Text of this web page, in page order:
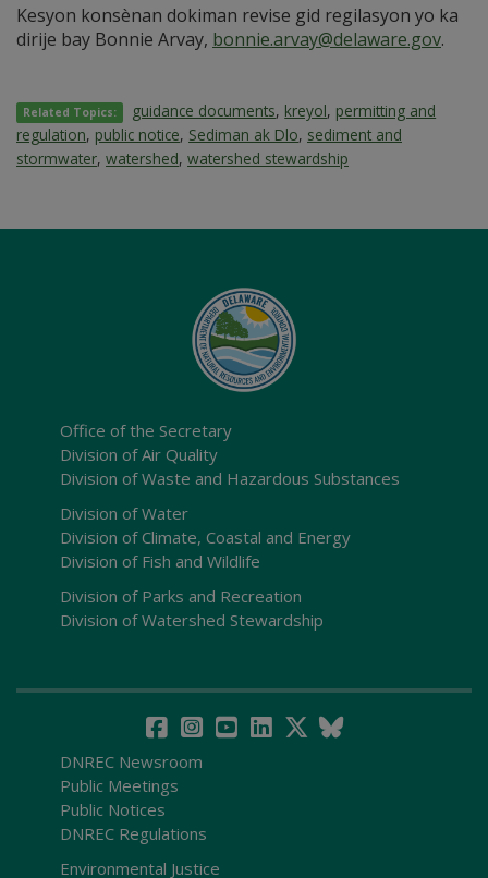
Kesyon konsènan dokiman revise gid regilasyon yo ka
dirije bay Bonnie Arvay, bonnie.arvay@delaware.gov.
Related Topics: guidance documents, kreyol, permitting and
regulation, public notice, Sediman ak Dlo, sediment and
stormwater, watershed, watershed stewardship
Office of the Secretary
Division of Air Quality
Division of Waste and Hazardous Substances
Division of Water
Division of Climate, Coastal and Energy
Division of Fish and Wildlife
Division of Parks and Recreation
Division of Watershed Stewardship
DNREC Newsroom
Public Meetings
Public Notices
DNREC Regulations
Environmental Justice